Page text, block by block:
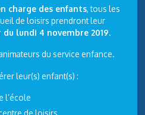
charge des enfants, tous les
de loisirs prendront leur
lundi 4 novembre 2019.
du service enfance.
leur(s) enfant(s) :
l’école
de loisirs